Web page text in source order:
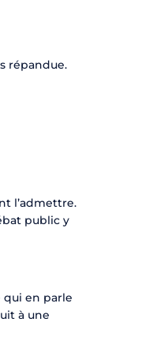
répandue.
l’admettre.
public y
qui en parle
à une